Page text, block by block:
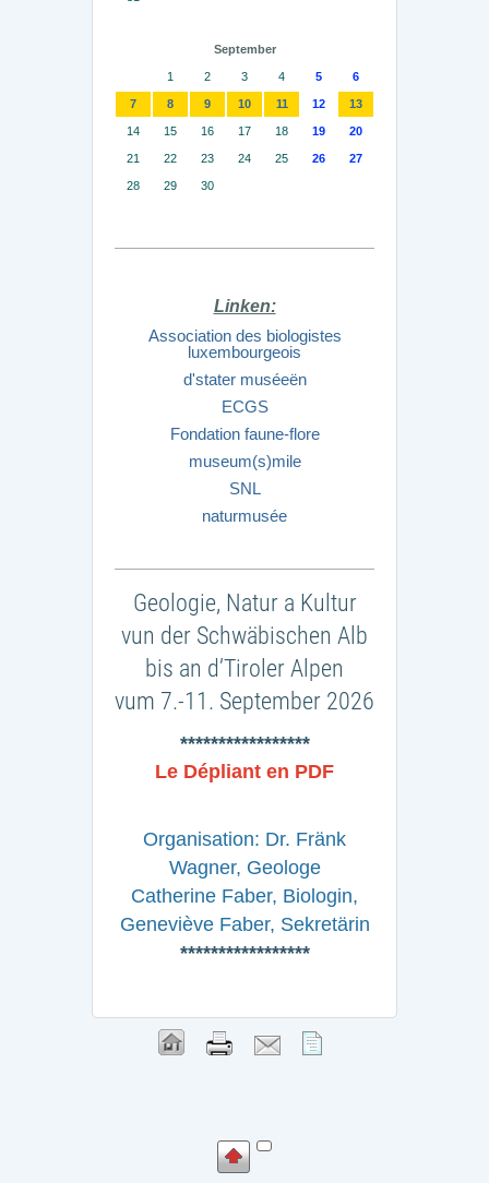
September
1 2 3 4 5 6
7 8 9 10 11 12 13
14 15 16 17 18 19 20
21 22 23 24 25 26 27
28 29 30
Linken:
Association des biologistes
luxembourgeois
d'stater muséeën
ECGS
Fondation faune-flore
museum(s)mile
SNL
naturmusée
Geologie, Natur a Kultur
vun der Schwäbischen Alb
bis an d’Tiroler Alpen
vum 7.-11. September 2026
*****************
Le Dépliant en PDF
Organisation: Dr. Fränk
Wagner, Geologe
Catherine Faber, Biologin,
Geneviève Faber, Sekretärin
*****************